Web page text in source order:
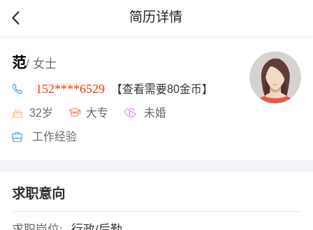
简历详情
范/ 女士
152****6529 【查看需要80金币】
32岁 大专 未婚
工作经验
求职意向